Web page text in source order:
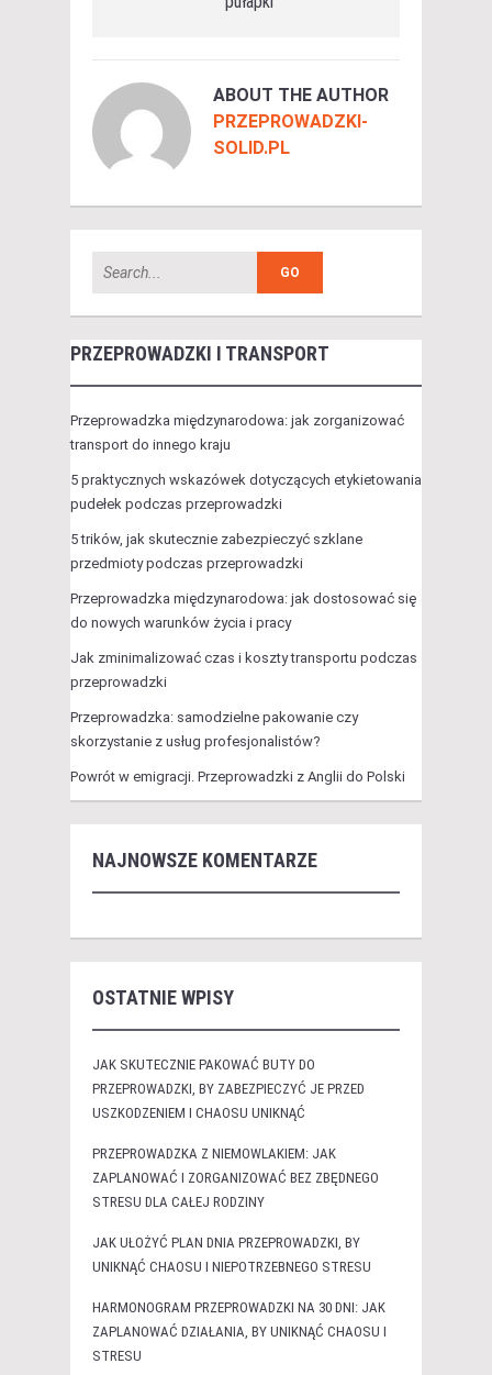
ABOUT THE AUTHOR
PRZEPROWADZKI-
SOLID.PL
PRZEPROWADZKI I TRANSPORT
Przeprowadzka międzynarodowa: jak zorganizować
transport do innego kraju
5 praktycznych wskazówek dotyczących etykietowania
pudełek podczas przeprowadzki
5 trików, jak skutecznie zabezpieczyć szklane
przedmioty podczas przeprowadzki
Przeprowadzka międzynarodowa: jak dostosować się
do nowych warunków życia i pracy
Jak zminimalizować czas i koszty transportu podczas
przeprowadzki
Przeprowadzka: samodzielne pakowanie czy
skorzystanie z usług profesjonalistów?
Powrót w emigracji. Przeprowadzki z Anglii do Polski
NAJNOWSZE KOMENTARZE
OSTATNIE WPISY
JAK SKUTECZNIE PAKOWAĆ BUTY DO
PRZEPROWADZKI, BY ZABEZPIECZYĆ JE PRZED
USZKODZENIEM I CHAOSU UNIKNĄĆ
PRZEPROWADZKA Z NIEMOWLAKIEM: JAK
ZAPLANOWAĆ I ZORGANIZOWAĆ BEZ ZBĘDNEGO
STRESU DLA CAŁEJ RODZINY
JAK UŁOŻYĆ PLAN DNIA PRZEPROWADZKI, BY
UNIKNĄĆ CHAOSU I NIEPOTRZEBNEGO STRESU
HARMONOGRAM PRZEPROWADZKI NA 30 DNI: JAK
ZAPLANOWAĆ DZIAŁANIA, BY UNIKNĄĆ CHAOSU I
STRESU